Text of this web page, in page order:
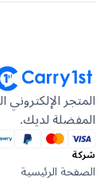
الإلكتروني
لديك.
الرئيسية